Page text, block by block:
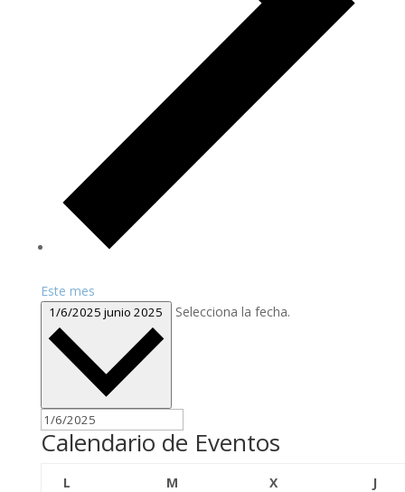
Este mes
1/6/2025junio 2025 Selecciona la fecha.
Calendario de Eventos
L Mmartes Xmiércoles J